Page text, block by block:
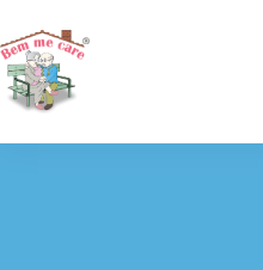
para
o
conteúdo